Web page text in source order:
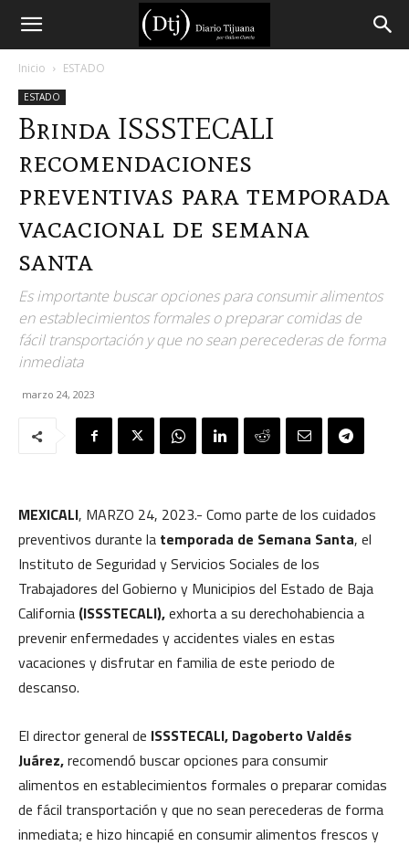
Diario
Tijuana
Inicio ESTADO
ESTADO
Brinda ISSSTECALI
recomendaciones
preventivas para temporada
vacacional de semana
santa
Es importante buscar opciones para consumir alimentos
en establecimientos formales o preparar comidas de
fácil transportación y que no sean perecederas de forma
inmediata
marzo 24, 2023
MEXICALI, MARZO 24, 2023.- Como parte de los cuidados
preventivos durante la temporada de Semana Santa, el
Instituto de Seguridad y Servicios Sociales de los
Trabajadores del Gobierno y Municipios del Estado de Baja
California (ISSSTECALI),exhorta a su derechohabiencia a
prevenir enfermedades y accidentes viales en estas
vacaciones y disfrutar en familia de este periodo de
descanso.
El director general de ISSSTECALI, Dagoberto Valdés
Juárez,recomendó buscar opciones para consumir
alimentos en establecimientos formales o preparar comidas
de fácil transportación y que no sean perecederas de forma
inmediata; e hizo hincapié en consumir alimentos frescos y